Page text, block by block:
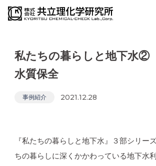
私たちの暮らしと地下水
水質保全
事例紹介 2021.12.28
『私たちの暮らしと地下水』３部シリー
ちの暮らしに深くかかわっている地下水